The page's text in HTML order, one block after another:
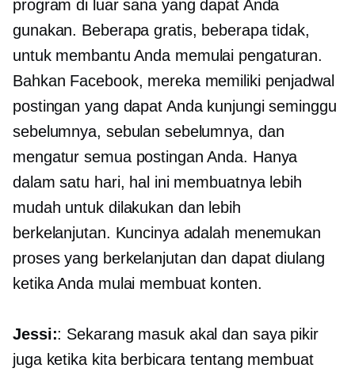
program di luar sana yang dapat Anda
gunakan. Beberapa gratis, beberapa tidak,
untuk membantu Anda memulai pengaturan.
Bahkan Facebook, mereka memiliki penjadwal
postingan yang dapat Anda kunjungi seminggu
sebelumnya, sebulan sebelumnya, dan
mengatur semua postingan Anda. Hanya
dalam satu hari, hal ini membuatnya lebih
mudah untuk dilakukan dan lebih
berkelanjutan. Kuncinya adalah menemukan
proses yang berkelanjutan dan dapat diulang
ketika Anda mulai membuat konten.
Jessi:: Sekarang masuk akal dan saya pikir
juga ketika kita berbicara tentang membuat